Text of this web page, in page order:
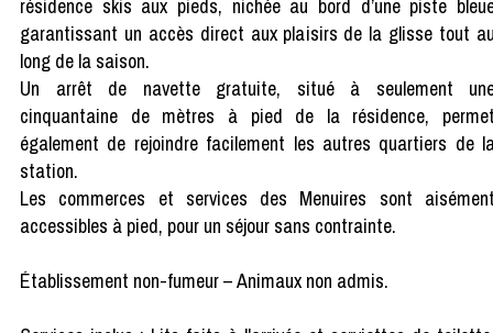
résidence skis aux pieds, nichée au bord d’une piste
garantissant un accès direct aux plaisirs de la glisse tout
long de la saison.
Un arrêt de navette gratuite, situé à seulement
cinquantaine de mètres à pied de la résidence,
également de rejoindre facilement les autres quartiers de
station.
Les commerces et services des Menuires sont
accessibles à pied, pour un séjour sans contrainte.
Établissement non-fumeur – Animaux non admis.